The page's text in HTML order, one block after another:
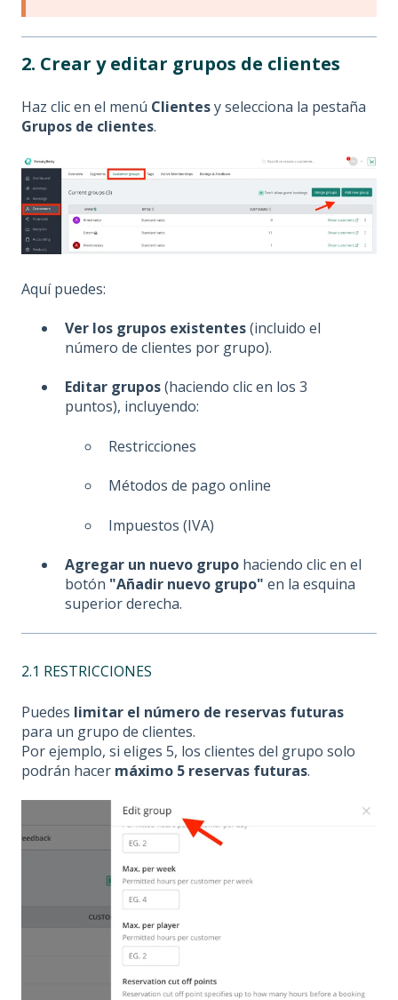
2. Crear y editar grupos de clientes
Haz clic en el menú Clientesy selecciona la pestaña
Grupos de clientes.
Aquí puedes:
Ver los grupos existentes(incluido el
número de clientes por grupo).
Editar grupos(haciendo clic en los 3
puntos), incluyendo:
Restricciones
Métodos de pago online
Impuestos (IVA)
Agregar un nuevo grupo haciendo clic en el
botón "Añadir nuevo grupo" en la esquina
superior derecha.
2.1 RESTRICCIONES
Puedes limitar el número de reservas futuras
para un grupo de clientes.
Por ejemplo, si eliges 5, los clientes del grupo solo
podrán hacer máximo 5 reservas futuras.